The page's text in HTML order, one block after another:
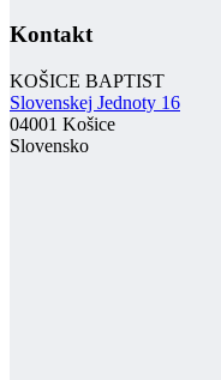
Kontakt
KOŠICE BAPTIST
Slovenskej Jednoty 16
04001 Košice
Slovensko